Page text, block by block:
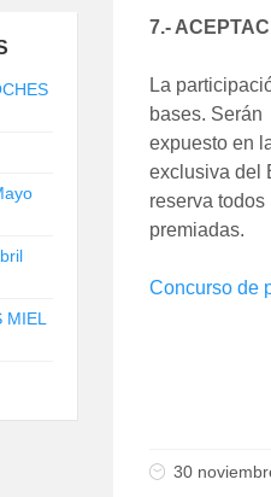
7.-
La
bases.
expuesto en
exclusiva del
reserva
premiadas.
Concurso de
30